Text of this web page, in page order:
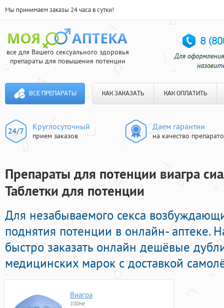
Мы принимаем заказы 24 часа в сутки!
все для Вашего сексуального здоровья
препараты для повышения потенции
ВСЕ ПРЕПАРАТЫ КАК ЗАКАЗАТЬ КАК ОПЛАТИТЬ
Круглосуточный
прием заказов
Даем гарантии
на качество
Препараты для потенции виагра
Таблетки для потенции
Для незабываемого секса
поднятия потенции в онлайн- аптеке.
быстро заказать онлайн дешёвые
медицинских марок с доставкой
Виагра
100мг